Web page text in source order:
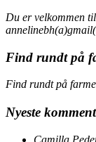
Du er velkommen
Find rundt på
Find rundt på
Nyeste
Camilla